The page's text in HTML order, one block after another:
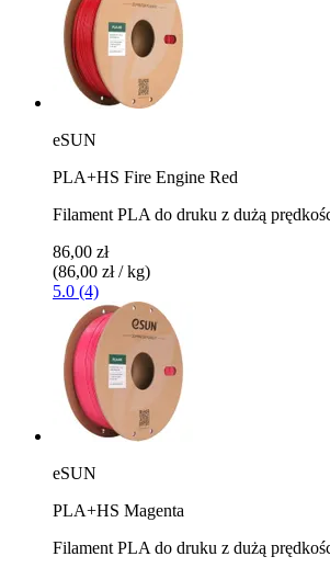
eSUN
PLA+HS Fire Engine Red
Filament PLA do druku z dużą
86,00 zł
(86,00 zł / kg)
5.0 (4)
eSUN
PLA+HS Magenta
Filament PLA do druku z dużą